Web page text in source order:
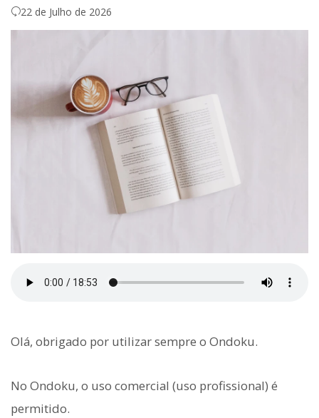
22 de Julho de 2026
Olá, obrigado por utilizar sempre o Ondoku.
No Ondoku, o uso comercial (uso profissional) é
permitido.